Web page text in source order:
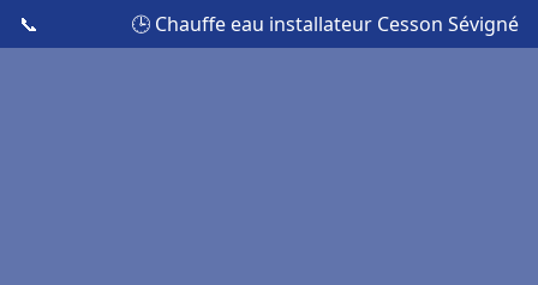
📞 🕒 Chauffe eau installateur Cesson Sévigné